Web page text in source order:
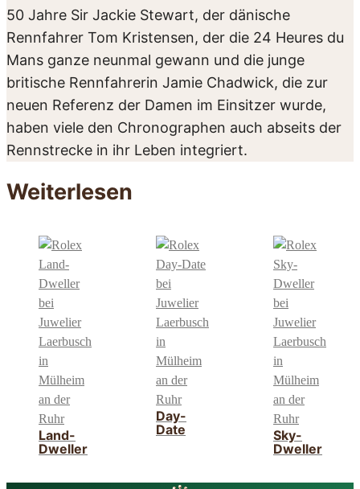
50 Jahre Sir Jackie Stewart, der dänische
Rennfahrer Tom Kristensen, der die 24 Heures du
Mans ganze neunmal gewann und die junge
britische Rennfahrerin Jamie Chadwick, die zur
neuen Referenz der Damen im Einsitzer wurde,
haben viele den Chronographen auch abseits der
Rennstrecke in ihr Leben integriert.
Weiterlesen
Land-
Dweller
Day-
Date
Sky-
Dweller